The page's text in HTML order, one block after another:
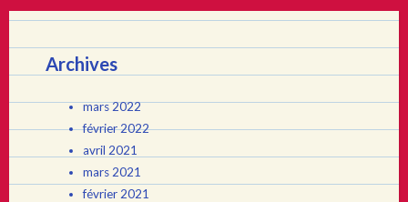
Archives
mars 2022
février 2022
avril 2021
mars 2021
février 2021